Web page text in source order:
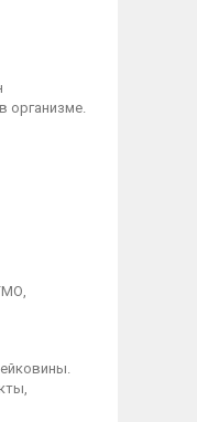
организме.